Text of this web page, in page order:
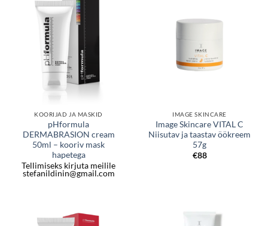
KOORIJAD JA MASKID
pHformula
DERMABRASION cream
50ml – kooriv mask
hapetega
Tellimiseks kirjuta meilile
stefanildinin@gmail.com
IMAGE SKINCARE
Image Skincare VITAL C
Niisutav ja taastav öökreem
57g
€88